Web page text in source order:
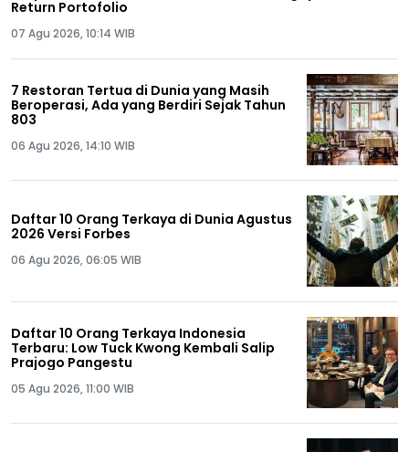
Return Portofolio
07 Agu 2026, 10:14 WIB
7 Restoran Tertua di Dunia yang Masih
Beroperasi, Ada yang Berdiri Sejak Tahun
803
06 Agu 2026, 14:10 WIB
Daftar 10 Orang Terkaya di Dunia Agustus
2026 Versi Forbes
06 Agu 2026, 06:05 WIB
Daftar 10 Orang Terkaya Indonesia
Terbaru: Low Tuck Kwong Kembali Salip
Prajogo Pangestu
05 Agu 2026, 11:00 WIB